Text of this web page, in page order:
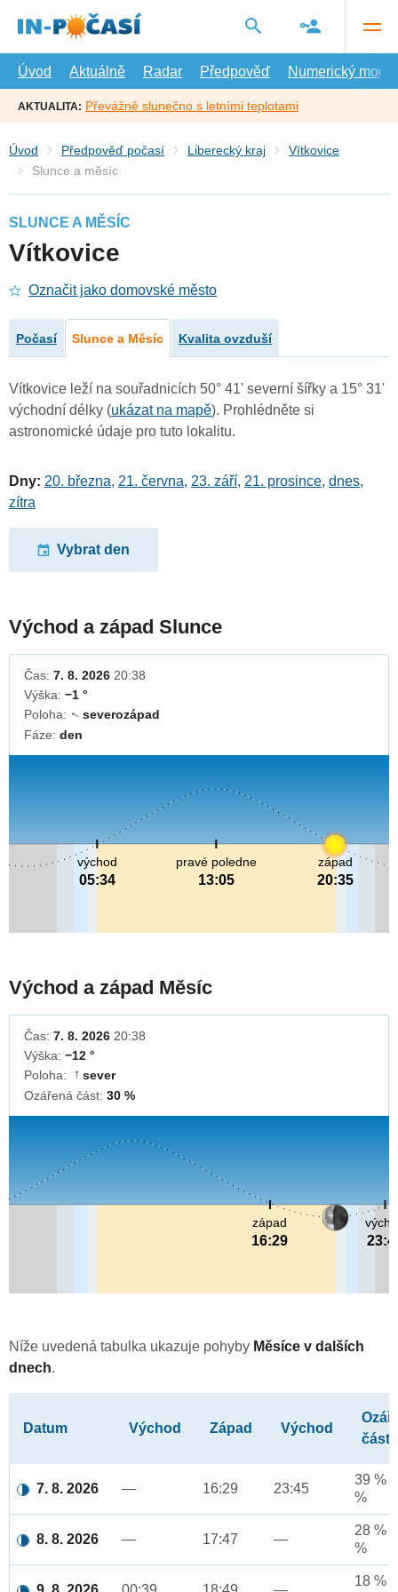
hlavní
Úvod
Aktuálně Radar Předpověď Numerický model
AKTUALITA: Převážně slunečno s letními teplotami
Úvod Předpověď počasí Liberecký kraj
Vítkovice
Slunce a měsíc
SLUNCE A MĚSÍC
Vítkovice
Označit jako domovské město
Počasí Slunce a Měsíc Kvalita ovzduší
Vítkovice leží na souřadnicích 50° 41' severní šířky a 15° 31'
východní délky (ukázat na mapě). Prohlédněte si
astronomické údaje pro tuto lokalitu.
Dny: 20. března, 21. června, 23. září, 21. prosince, dnes,
zítra
Vybrat den
Východ a západ Slunce
Čas: 7. 8. 2026 20:38
Výška: −1 °
Poloha: ↓severozápad
Fáze: den
pravé poledne
13:05
východ
05:34
západ
20:35
Východ a západ Měsíc
Čas: 7. 8. 2026 20:38
Výška: −12 °
Poloha:
↓ sever
Ozářená část: 30 %
západ
16:29
Níže uvedená tabulka ukazuje pohyby Měsíce v dalších
dnech.
Datum Východ Západ Východ
část
7. 8. 2026 — 16:29 23:45
39 %
%
8. 8. 2026 — 17:47 —
28 %
%
18 %